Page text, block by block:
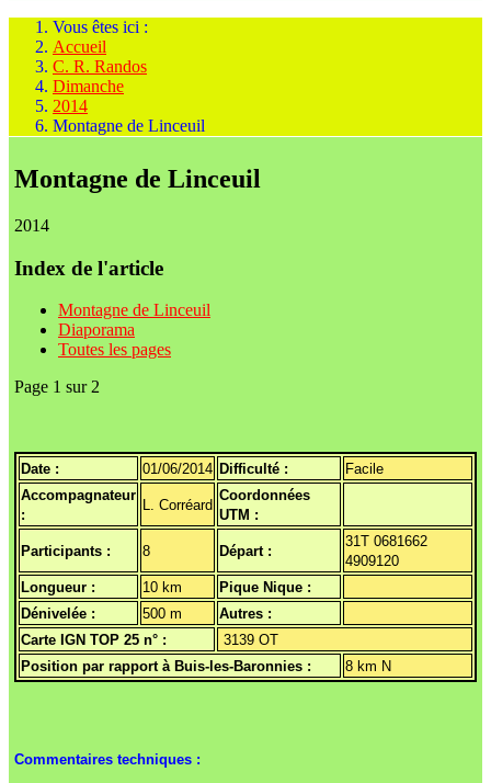
Vous êtes ici :
Accueil
C. R. Randos
Dimanche
2014
Montagne de Linceuil
Montagne de Linceuil
2014
Index de l'article
Montagne de Linceuil
Diaporama
Toutes les pages
Page 1 sur 2
Date : 01/06/2014 Difficulté :
Facile
Accompagnateur
:
L. Corréard
Coordonnées
UTM :
Participants : 8 Départ :
31T 0681662
4909120
Longueur :
10 km
Pique Nique :
Dénivelée :
500 m
Autres :
Carte IGN TOP 25 n° :
3139 OT
Position par rapport à Buis-les-Baronnies :
8 km N
Commentaires techniques :